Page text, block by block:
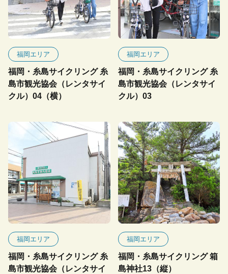
福岡エリア
福岡・糸島サイクリング 糸
島市観光協会（レンタサイ
クル）04（横）
福岡エリア
福岡・糸島サイクリング 糸
島市観光協会（レンタサイ
クル）03
福岡エリア
福岡・糸島サイクリング 糸
島市観光協会（レンタサイ
福岡エリア
福岡・糸島サイクリング 箱
島神社13（縦）